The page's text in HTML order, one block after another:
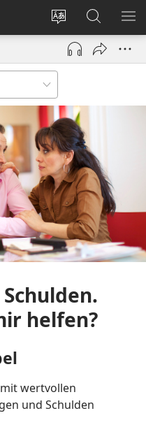
Websitesprache
ändern
Anmelden
(öffnet
neues
Fenster)
Suche
helfen?
wertvollen
und Schulden